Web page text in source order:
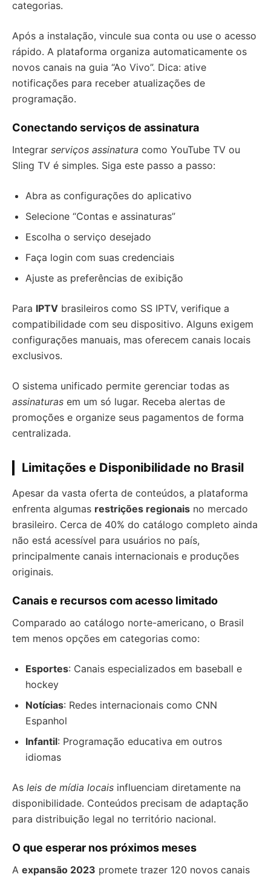
categorias.
Após a instalação, vincule sua conta ou use o acesso
rápido. A plataforma organiza automaticamente os
novos canais na guia “Ao Vivo”. Dica: ative
notificações para receber atualizações de
programação.
Conectando serviços de assinatura
Integrar serviços assinatura como YouTube TV ou
Sling TV é simples. Siga este passo a passo:
Abra as configurações do aplicativo
Selecione “Contas e assinaturas”
Escolha o serviço desejado
Faça login com suas credenciais
Ajuste as preferências de exibição
Para IPTV brasileiros como SS IPTV, verifique a
compatibilidade com seu dispositivo. Alguns exigem
configurações manuais, mas oferecem canais locais
exclusivos.
O sistema unificado permite gerenciar todas as
assinaturas em um só lugar. Receba alertas de
promoções e organize seus pagamentos de forma
centralizada.
Limitações e Disponibilidade no Brasil
Apesar da vasta oferta de conteúdos, a plataforma
enfrenta algumas restrições regionais no mercado
brasileiro. Cerca de 40% do catálogo completo ainda
não está acessível para usuários no país,
principalmente canais internacionais e produções
originais.
Canais e recursos com acesso limitado
Comparado ao catálogo norte-americano, o Brasil
tem menos opções em categorias como:
Esportes: Canais especializados em baseball e
hockey
Notícias: Redes internacionais como CNN
Espanhol
Infantil: Programação educativa em outros
idiomas
As leis de mídia locais influenciam diretamente na
disponibilidade. Conteúdos precisam de adaptação
para distribuição legal no território nacional.
O que esperar nos próximos meses
A expansão 2023 promete trazer 120 novos canais